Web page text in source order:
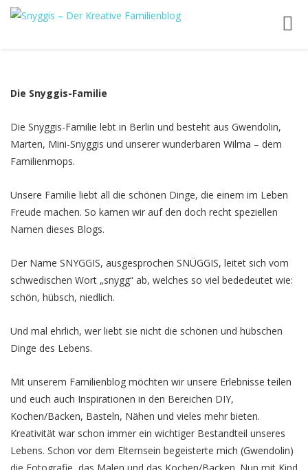
Die Snyggis-Familie
Die Snyggis-Familie lebt in Berlin und besteht aus Gwendolin,
Marten, Mini-Snyggis und unserer wunderbaren Wilma – dem
Familienmops.
Unsere Familie liebt all die schönen Dinge, die einem im Leben
Freude machen. So kamen wir auf den doch recht speziellen
Namen dieses Blogs.
Der Name SNYGGIS, ausgesprochen SNÜGGIS, leitet sich vom
schwedischen Wort „snygg“ ab, welches so viel bededeutet wie:
schön, hübsch, niedlich.
Und mal ehrlich, wer liebt sie nicht die schönen und hübschen
Dinge des Lebens.
Mit unserem Familienblog möchten wir unsere Erlebnisse teilen
und euch auch Inspirationen in den Bereichen DIY,
Kochen/Backen, Basteln, Nähen und vieles mehr bieten.
Kreativität war schon immer ein wichtiger Bestandteil unseres
Lebens. Schon vor dem Elternsein begeisterte mich (Gwendolin)